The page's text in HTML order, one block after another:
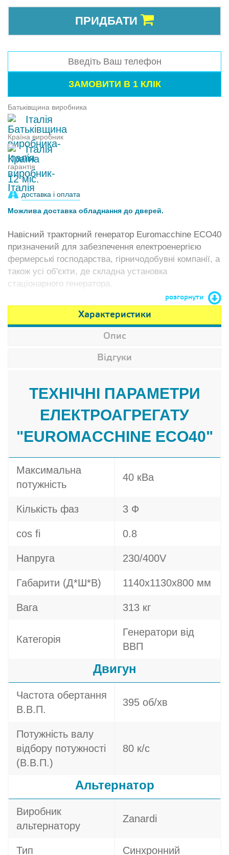
ПРИДБАТИ
Батьківщина виробника
Італія
Країна виробник
Італія
гарантія
12 міс.
доставка і оплата
Можлива доставка обладнання до дверей.
Навісний тракторний генератор Euromacchine ECO40
призначений для забезпечення електроенергією
фермерські господарства, гірничодобувні компанії, а
також усі об'єкти, де складна установка
стаціонарного генератора.
розгорнути
Характеристики
Опис
Відгуки
ТЕХНІЧНІ ПАРАМЕТРИ
ЕЛЕКТРОАГРЕГАТУ
"EUROMACCHINE ECO40"
Максимальна
потужність
40 кВа
Кількість фаз 3 Ф
cos fi 0.8
Напруга 230/400V
Габарити (Д*Ш*В) 1140х1130х800 мм
Вага 313 кг
Категорія
Генератори від
ВВП
Двигун
Частота обертання
В.В.П.
395 об/хв
Потужність валу
відбору потужності
(В.В.П.)
80 к/с
Альтернатор
Виробник
альтернатору
Zanardi
Тип Синхронний